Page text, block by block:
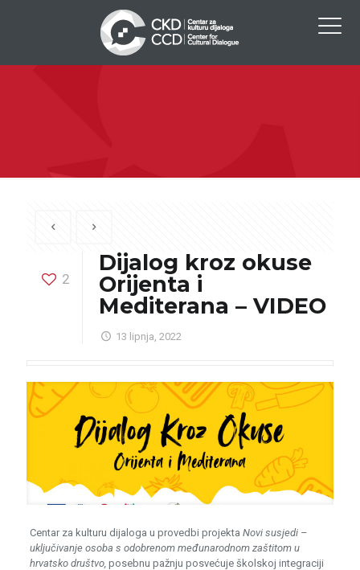
2
Dijalog kroz okuse
Orijenta i
Mediterana – VIDEO
13 lipnja, 2022
Centar za kulturu dijaloga u provedbi projekta Novi susjedi –
uključivanje osoba s odobrenom međunarodnom zaštitom u
hrvatsko društvo, posebnu pažnju posvećuje školskoj integraciji